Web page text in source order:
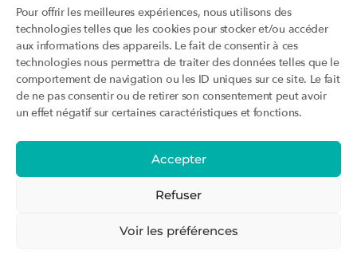
Pour offrir les meilleures expériences, nous utilisons des
technologies telles que les cookies pour stocker et/ou accéder
aux informations des appareils. Le fait de consentir à ces
technologies nous permettra de traiter des données telles que le
comportement de navigation ou les ID uniques sur ce site. Le fait
de ne pas consentir ou de retirer son consentement peut avoir
un effet négatif sur certaines caractéristiques et fonctions.
Accepter
Refuser
Voir les préférences
Productions
Productions du Collège
Productions des structures
adhérentes
Labellisation
Addictions et médecine générale
Et si c’était une maladie rare ?
Portails
Annuaire DU/DIU
Archimede.fr
Ebmfrance.net
Toutes les recos
Certificats-absurdes.fr
la contraception dite masculine
Activité « sommeil »
Évènements
CMGF 2025
CMGF - Editions précédentes
Agenda